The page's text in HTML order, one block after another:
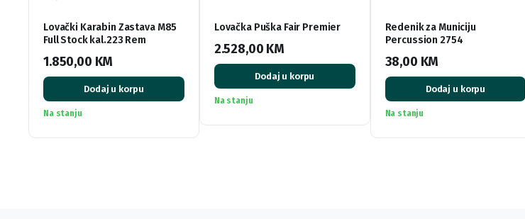
Lovački Karabin Zastava M85
Full Stock kal.223 Rem
1.850,00 KM
Dodaj u korpu
Na stanju
Lovačka Puška Fair Premier
2.528,00 KM
Dodaj u korpu
Na stanju
Redenik za Municiju
Percussion 2754
38,00 KM
Dodaj u korpu
Na stanju